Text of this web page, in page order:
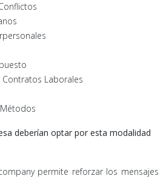
Laborales
deberían optar por esta modalidad
permite reforzar los mensajes